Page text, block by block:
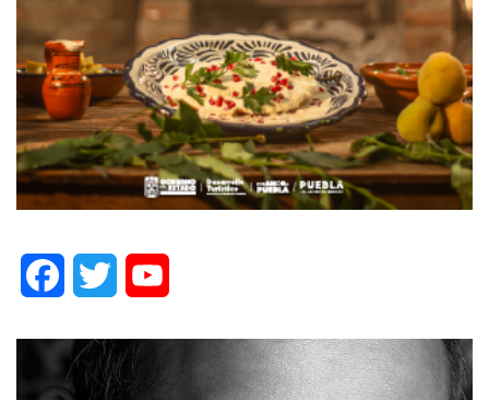
FacebookTwitter